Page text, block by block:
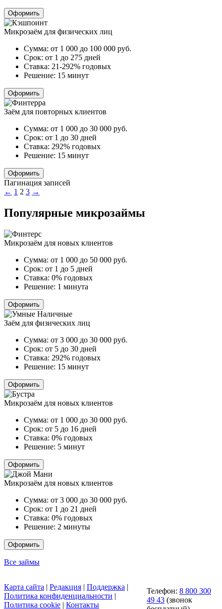
Оформить
Микрозаём для физических лиц
Сумма: от 1 000 до 100 000 руб.
Срок: от 1 до 275 дней
Ставка: 21-292% годовых
Решение: 15 минут
Оформить
Заём для повторных клиентов
Сумма: от 1 000 до 30 000 руб.
Срок: от 1 до 30 дней
Ставка: 292% годовых
Решение: 15 минут
Оформить
Пагинация записей
← 1 2 3 →
Популярные микрозаймы
Микрозаём для новых клиентов
Сумма: от 1 000 до 50 000 руб.
Срок: от 1 до 5 дней
Ставка: 0% годовых
Решение: 1 минута
Оформить
Заём для физических лиц
Сумма: от 3 000 до 30 000 руб.
Срок: от 5 до 30 дней
Ставка: 292% годовых
Решение: 15 минут
Оформить
Микрозаём для новых клиентов
Сумма: от 1 000 до 30 000 руб.
Срок: от 5 до 16 дней
Ставка: 0% годовых
Решение: 5 минут
Оформить
Микрозаём для новых клиентов
Сумма: от 3 000 до 30 000 руб.
Срок: от 1 до 21 дней
Ставка: 0% годовых
Решение: 2 минуты
Оформить
Все займы
Карта сайта | Редакция | Поддержка |
Политика конфиденциальности |
Политика cookie | Контакты
Телефон: 8 800 300
49 43(звонок